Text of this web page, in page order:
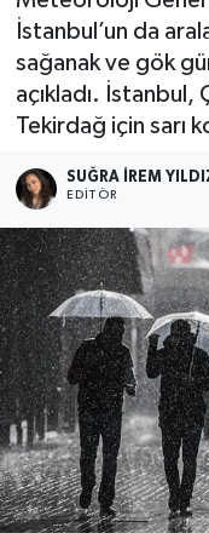
İstanbul’un da
sağanak ve gök
açıkladı. İstanbul,
Tekirdağ için sarı
SUĞRA İREM
EDITÖR